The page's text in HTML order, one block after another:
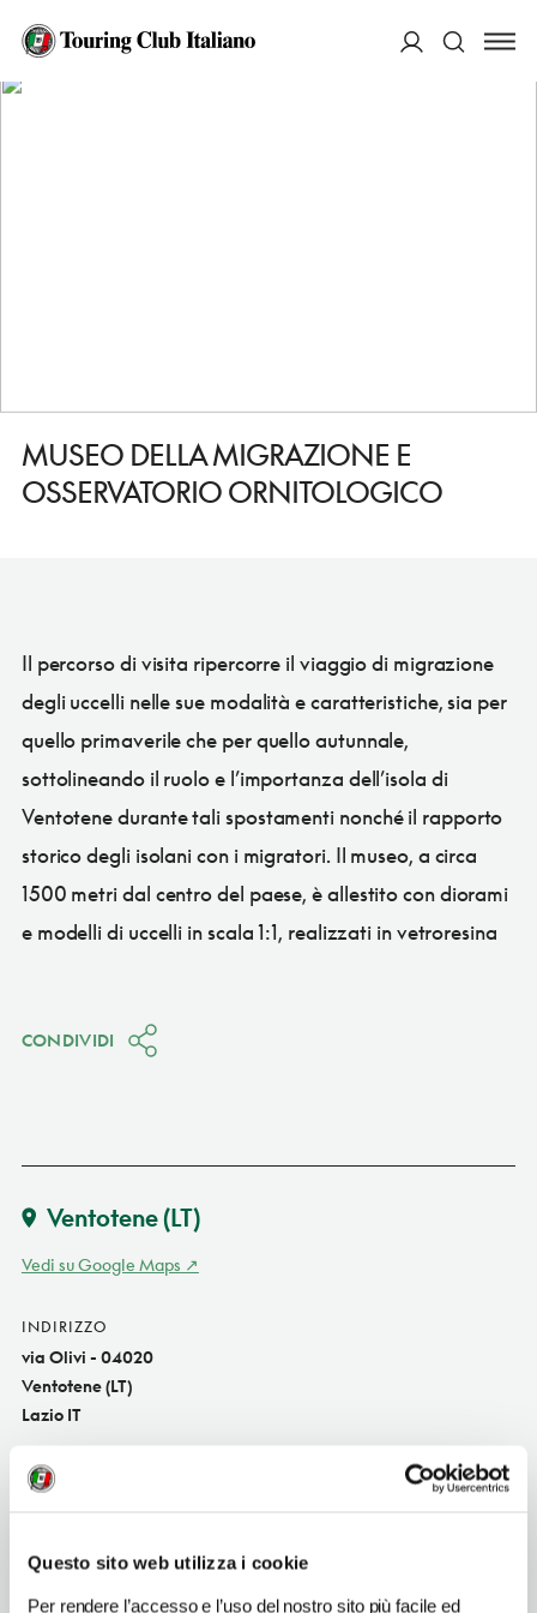
Questo sito web utilizza i cookie
Per rendere l’accesso e l’uso del nostro sito più facile ed
HOME
MUSEO DELLA MIGRAZIONE E OSSERVATORIO ORNITOLOGICO
MUSEO DELLA MIGRAZIONE E
OSSERVATORIO ORNITOLOGICO
Il percorso di visita ripercorre il viaggio di migrazione
degli uccelli nelle sue modalità e caratteristiche, sia per
quello primaverile che per quello autunnale,
sottolineando il ruolo e l’importanza dell’isola di
Ventotene durante tali spostamenti nonché il rapporto
storico degli isolani con i migratori. Il museo, a circa
1500 metri dal centro del paese, è allestito con diorami
e modelli di uccelli in scala 1:1, realizzati in vetroresina
CONDIVIDI
Ventotene(LT)
Vedi su Google Maps
INDIRIZZO
via Olivi - 04020
Ventotene (LT)
Lazio IT
SITO WEB
www.riservaventotene.it
museomigrazioneventotene@gmail.com